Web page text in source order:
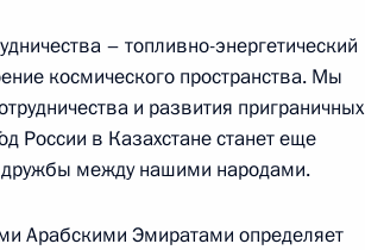
Кучмой– топливно-энергетический
космического пространства. Мы
и развития приграничных
России в Казахстане станет еще
дружбы между нашими народами.
Арабскими Эмиратами определяет